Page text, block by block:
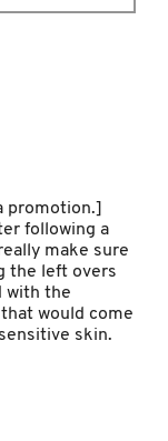
promotion.]
following a
make sure
the left overs
with the
would come
skin.